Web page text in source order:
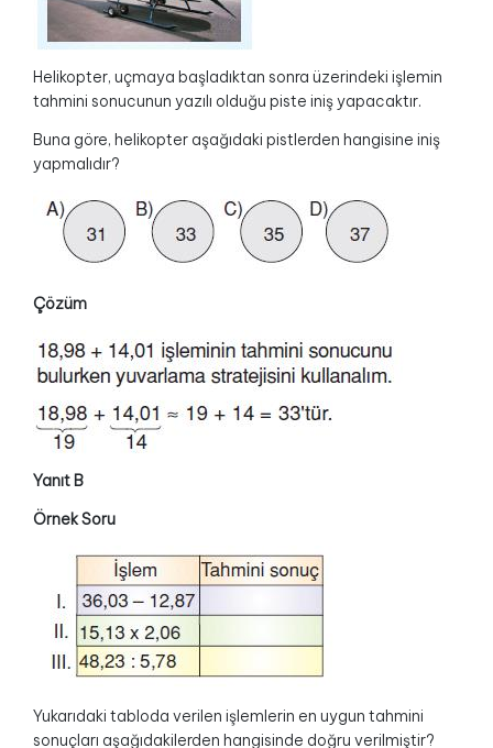
Helikopter, uçmaya başladıktan sonra üzerindeki işlemin
tahmini sonucunun yazılı olduğu piste iniş yapacaktır.
Buna göre, helikopter aşağıdaki pistlerden hangisine iniş
yapmalıdır?
Çözüm
Yanıt B
Örnek Soru
Yukarıdaki tabloda verilen işlemlerin en uygun tahmini
sonuçları aşağıdakilerden hangisinde doğru verilmiştir?